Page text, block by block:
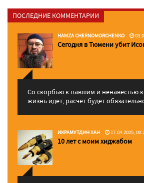
ПОСЛЕДНИЕ КОММЕНТАРИИ
HAMZA CHERNOMORCHENKO
Сегодня в Тюмени убит
Со скорбью к павшим и ненавестью
жизнь идет, расчет будет
ИКРАМУТДИН ХАН 17.04.2025,
10 лет с моим хиджабом